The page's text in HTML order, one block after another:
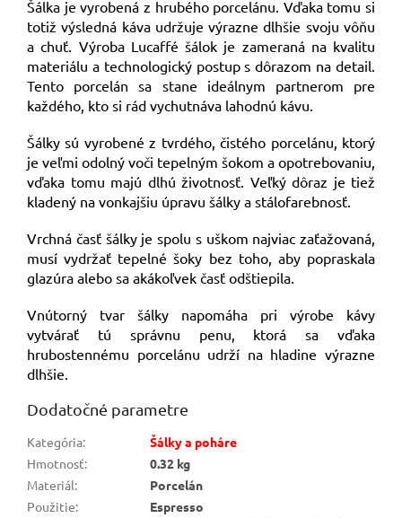
Šálka je vyrobená z hrubého porcelánu. Vďaka tomu si
totiž výsledná káva udržuje výrazne dlhšie svoju vôňu
a chuť. Výroba Lucaffé šálok je zameraná na kvalitu
materiálu a technologický postup s dôrazom na detail.
Tento porcelán sa stane ideálnym partnerom pre
každého, kto si rád vychutnáva lahodnú kávu.
Šálky sú vyrobené z tvrdého, čistého porcelánu, ktorý
je veľmi odolný voči tepelným šokom a opotrebovaniu,
vďaka tomu majú dlhú životnosť. Veľký dôraz je tiež
kladený na vonkajšiu úpravu šálky a stálofarebnosť.
Vrchná časť šálky je spolu s uškom najviac zaťažovaná,
musí vydržať tepelné šoky bez toho, aby popraskala
glazúra alebo sa akákoľvek časť odštiepila.
Vnútorný tvar šálky napomáha pri výrobe kávy
vytvárať tú správnu penu, ktorá sa vďaka
hrubostennému porcelánu udrží na hladine výrazne
dlhšie.
Dodatočné parametre
Kategória:
Šálky a poháre
Hmotnosť:
0.32 kg
Materiál:
Porcelán
Použitie:
Espresso